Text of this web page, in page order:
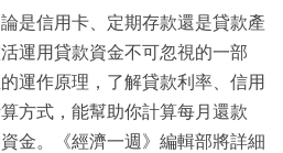
是信用卡、定期存款還是貸款產
運用貸款資金不可忽視的一部
運作原理，了解貸款利率、信用
方式，能幫助你計算每月還款
金。《經濟一週》編輯部將詳細